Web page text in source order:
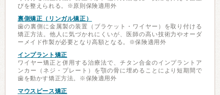
びを整えられる。※原則保険適用外
裏側矯正（リンガル矯正）
歯の裏側に金属製の装置（ブラケット・ワイヤー）を取り付ける
矯正方法。他人に気づかれにくいが、医師の高い技術力やオーダ
ーメイド作製が必要となり高額となる。※保険適用外
インプラント矯正
ワイヤー矯正と併用する治療法で、チタン合金のインプラントア
ンカー（ネジ・プレート）を顎の骨に埋めることにより短期間で
歯を動かす矯正方法。※保険適用外
マウスピース矯正